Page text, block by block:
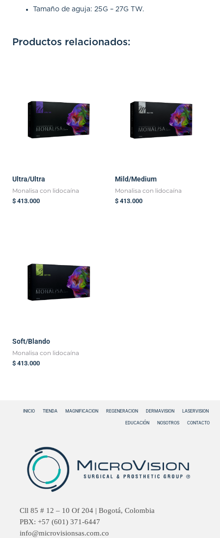
Tamaño de aguja: 25G – 27G TW.
Productos relacionados:
Ultra/Ultra
Monalisa con lidocaína
$ 413.000
Mild/Medium
Monalisa con lidocaína
$ 413.000
Soft/Blando
Monalisa con lidocaína
$ 413.000
INICIO TIENDA MAGNIFICACION REGENERACION DERMAVISION LASERVISION
EDUCACIÓN NOSOTROS CONTACTO
Cll 85 # 12 – 10 Of 204 | Bogotá, Colombia
PBX: +57 (601) 371-6447
info@microvisionsas.com.co